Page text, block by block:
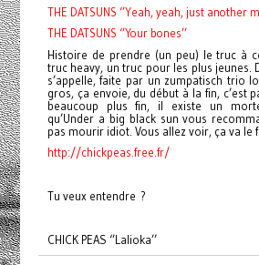
THE DATSUNS ‘’Yeah, yeah, just another
THE DATSUNS ‘’Your bones’’
Histoire de prendre (un peu) le truc à
truc heavy, un truc pour les plus jeunes.
s’appelle, faite par un zumpatisch trio
gros, ça envoie, du début à la fin, c’est
beaucoup plus fin, il existe un
qu’Under a big black sun vous
pas mourir idiot. Vous allez voir, ça va le
http://chickpeas.free.fr/
Tu veux entendre ?
CHICK PEAS ‘’Lalioka’’